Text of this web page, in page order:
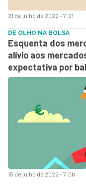
21 de julho de 2022 - 7:21
15 de julho de 2022 - 7:06
DE OLHO NA BOLSA
Esquenta dos
alívio aos
expectativa por